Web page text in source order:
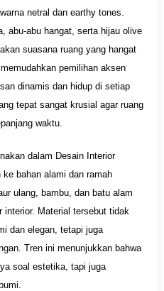
netral dan earthy tones.
abu-abu hangat, serta hijau olive
suasana ruang yang hangat
pemilihan aksen
dinamis dan hidup di setiap
tepat sangat krusial agar ruang
waktu.
dalam Desain Interior
ke bahan alami dan ramah
ulang, bambu, dan batu alam
interior. Material tersebut tidak
dan elegan, tetapi juga
Tren ini menunjukkan bahwa
soal estetika, tapi juga